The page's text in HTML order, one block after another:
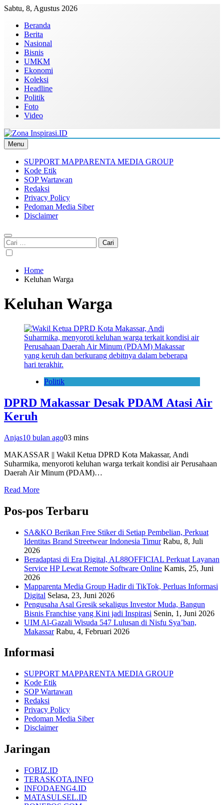
Skip
content
Sabtu, 8, Agustus 2026
Beranda
Berita
Nasional
Bisnis
UMKM
Ekonomi
Koleksi
Headline
Politik
Foto
Video
Zona Inspirasi.ID
Bersama Membangun Semangat Baru
Menu
SUPPORT MAPPARENTA MEDIA GROUP
Kode Etik
SOP Wartawan
Redaksi
Privacy Policy
Pedoman Media Siber
Disclaimer
Cari
untuk:
Home
Keluhan Warga
Keluhan Warga
Politik
DPRD Makassar Desak PDAM Atasi Air
Keruh
Anjas10 bulan ago03 mins
MAKASSAR || Wakil Ketua DPRD Kota Makassar, Andi
Suharmika, menyoroti keluhan warga terkait kondisi air Perusahaan
Daerah Air Minum (PDAM)…
Read More
Pos-pos Terbaru
SA&KO Berikan Free Stiker di Setiap Pembelian, Perkuat
Identitas Brand Streetwear Indonesia Timur Rabu, 8, Juli
2026
Beradaptasi di Era Digital, AL88OFFICIAL Perkuat Layanan
Service HP Lewat Remote Software Online Kamis, 25, Juni
2026
Mapparenta Media Group Hadir di TikTok, Perluas Informasi
Digital Selasa, 23, Juni 2026
Pengusaha Asal Gresik sekaligus Investor Muda, Bangun
Bisnis Franchise yang Kini jadi Inspirasi Senin, 1, Juni 2026
UIM Al-Gazali Wisuda 547 Lulusan di Nisfu Sya’ban,
Makassar Rabu, 4, Februari 2026
Informasi
SUPPORT MAPPARENTA MEDIA GROUP
Kode Etik
SOP Wartawan
Redaksi
Privacy Policy
Pedoman Media Siber
Disclaimer
Jaringan
FOBIZ.ID
TERASKOTA.INFO
INFODAENG4.ID
MATASULSEL.ID